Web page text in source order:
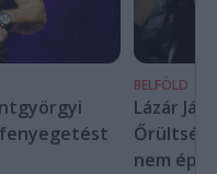
BELFÖLD
Lázár
Őrültség
nem